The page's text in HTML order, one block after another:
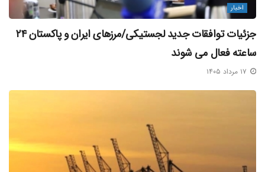
اخبار
جزئیات توافقات جدید لجستیکی/مرزهای ایران و پاکستان ۲۴
ساعته فعال می‌ شوند